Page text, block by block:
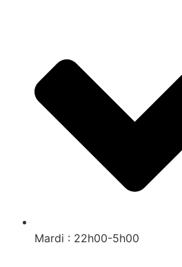
Mardi : 22h00-5h00